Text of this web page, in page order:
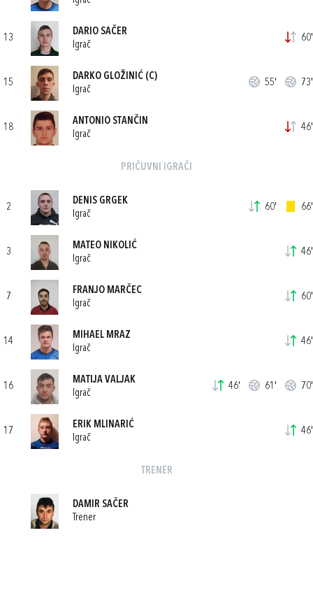
13
DARIO SAČER
Igrač
60'
15
DARKO GLOŽINIĆ (C)
Igrač
55' 73'
18
ANTONIO STANČIN
Igrač
46'
PRIČUVNI IGRAČI
2
DENIS GRGEK
Igrač
60' 66'
3
MATEO NIKOLIĆ
Igrač
46'
7
FRANJO MARČEC
Igrač
60'
14
MIHAEL MRAZ
Igrač
46'
16
MATIJA VALJAK
Igrač
46' 61' 70'
17
ERIK MLINARIĆ
Igrač
46'
TRENER
DAMIR SAČER
Trener